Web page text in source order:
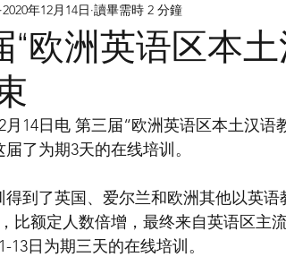
英国快乐肥宅指南 Cola
华人专题 Feature
英国白金汉大学中国校友会
“欧洲英语区本
2020年12月14日 讀畢需時 2 分鐘
月14日电 第三届“欧洲英语区本土汉
了为期3天的在线培训。
得到了英国、爱尔兰和欧洲其他以英
比额定人数倍增，最终来自英语区主
13日为期三天的在线培训。